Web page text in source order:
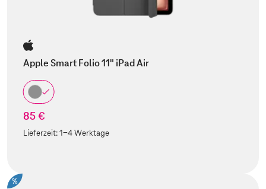
Apple Smart Folio 11" iPad Air
85 €
Lieferzeit:1-4 Werktage
%